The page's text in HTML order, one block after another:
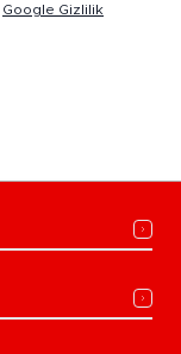
Google Gizlilik